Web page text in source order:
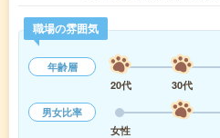
職場の雰囲気
年齢層
20代
30代
男女比率
女性